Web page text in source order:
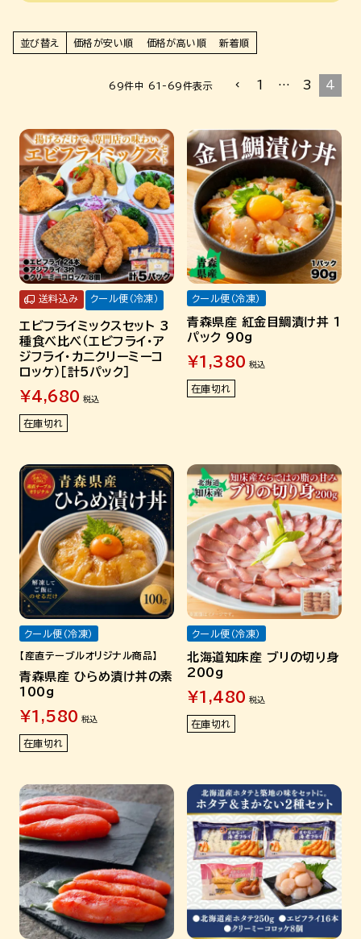
並び替え 価格が安い順 価格が高い順 新着順
69件中 61-69件表示 1 … 3 4
エビフライミックスセット 3
種食べ比べ（エビフライ・ア
ジフライ・カニクリーミーコ
ロッケ）［計5パック］
送料込み クール便（冷凍）
¥4,680 税込
在庫切れ
青森県産 紅金目鯛漬け丼 1
パック 90g
クール便（冷凍）
¥1,380 税込
在庫切れ
【産直テーブルオリジナル商品】
青森県産 ひらめ漬け丼の素
100g
クール便（冷凍）
¥1,580 税込
在庫切れ
北海道知床産 ブリの切り身
200g
クール便（冷凍）
¥1,480 税込
在庫切れ